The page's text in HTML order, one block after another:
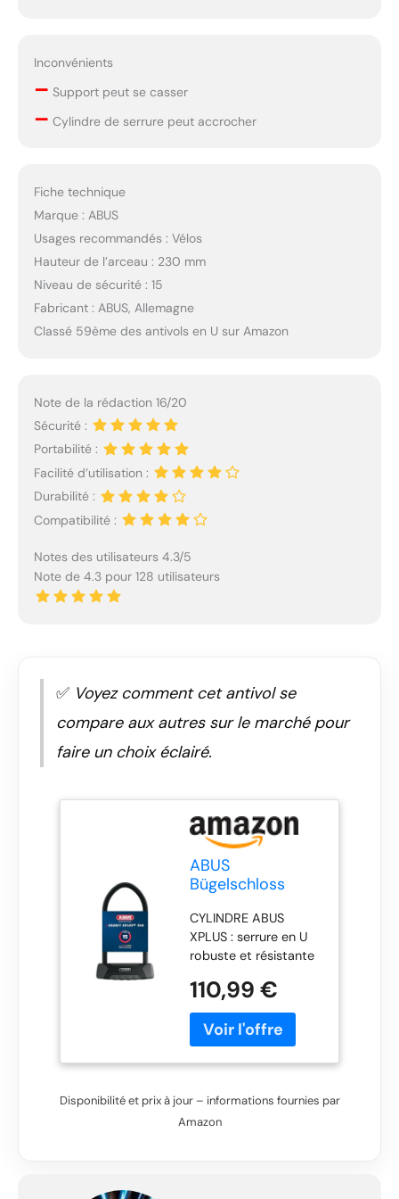
Inconvénients
– Support peut se casser
– Cylindre de serrure peut accrocher
Fiche technique
Marque : ABUS
Usages recommandés : Vélos
Hauteur de l’arceau : 230 mm
Niveau de sécurité : 15
Fabricant : ABUS, Allemagne
Classé 59ème des antivols en U sur Amazon
Note de la rédaction 16/20
Sécurité :
Portabilité :
Facilité d’utilisation :
Durabilité :
Compatibilité :
Notes des utilisateurs 4.3/5
Note de 4.3 pour 128 utilisateurs
✅ Voyez comment cet antivol se
compare aux autres sur le marché pour
faire un choix éclairé.
ABUS
Bügelschloss
+ Support SH B,
Hauteur d'arceau
300 mm
CYLINDRE ABUS
XPLUS : serrure en U
robuste et résistante
cylindre ABUS XPlus
pour la protection
contre les
manipulations comme
le picking SÛR &
parabolique carré
trempé de 13 mm et
110,99 €
Disponibilité et prix à jour – informations fournies par
Amazon